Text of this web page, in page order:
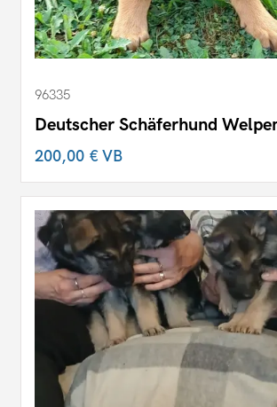
96335
Deutscher Schäferhund
200,00 €VB